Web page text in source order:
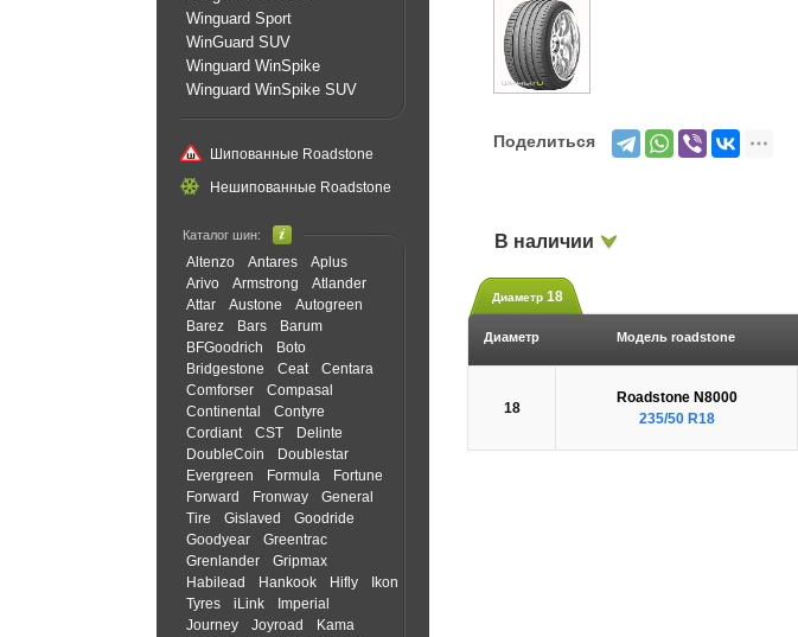
Winguard Sport
WinGuard SUV
Winguard WinSpike
Winguard WinSpike SUV
Шипованные Roadstone
Нешипованные Roadstone
Каталог шин:
Altenzo Antares
Aplus
Arivo
Armstrong
Atlander
Attar
Austone
Autogreen
Barez
Bars
Barum
BFGoodrich
Boto
Bridgestone
Ceat
Centara
Comforser
Compasal
Continental
Contyre
Cordiant
CST
Delinte
DoubleCoin
Doublestar
Evergreen
Formula
Fortune
Forward
Fronway
General
Tire
Gislaved
Goodride
Goodyear
Greentrac
Grenlander
Gripmax
Habilead
Hankook Hifly
Ikon
Tyres
iLink
Imperial
Journey
Joyroad
Kama
Поделиться
В наличии
Диаметр 18
Диаметр Модель roadstone
18
Roadstone N8000
235/50 R18